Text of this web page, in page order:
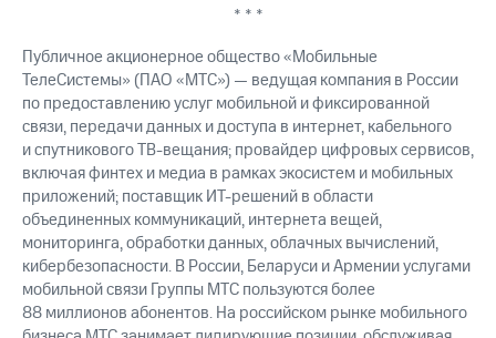
* * *
Публичное акционерное общество «Мобильные
ТелеСистемы» (ПАО «МТС») — ведущая компания в России
по предоставлению услуг мобильной и фиксированной
связи, передачи данных и доступа в интернет, кабельного
и спутникового ТВ-вещания; провайдер цифровых сервисов,
включая финтех и медиа в рамках экосистем и мобильных
приложений; поставщик ИТ-решений в области
объединенных коммуникаций, интернета вещей,
мониторинга, обработки данных, облачных вычислений,
кибербезопасности. В России, Беларуси и Армении услугами
мобильной связи Группы МТС пользуются более
88 миллионов абонентов. На российском рынке мобильного